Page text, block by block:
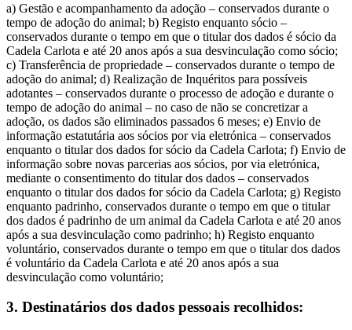
a) Gestão e acompanhamento da adoção – conservados durante o
tempo de adoção do animal; b) Registo enquanto sócio –
conservados durante o tempo em que o titular dos dados é sócio da
Cadela Carlota e até 20 anos após a sua desvinculação como sócio;
c) Transferência de propriedade – conservados durante o tempo de
adoção do animal; d) Realização de Inquéritos para possíveis
adotantes – conservados durante o processo de adoção e durante o
tempo de adoção do animal – no caso de não se concretizar a
adoção, os dados são eliminados passados 6 meses; e) Envio de
informação estatutária aos sócios por via eletrónica – conservados
enquanto o titular dos dados for sócio da Cadela Carlota; f) Envio de
informação sobre novas parcerias aos sócios, por via eletrónica,
mediante o consentimento do titular dos dados – conservados
enquanto o titular dos dados for sócio da Cadela Carlota; g) Registo
enquanto padrinho, conservados durante o tempo em que o titular
dos dados é padrinho de um animal da Cadela Carlota e até 20 anos
após a sua desvinculação como padrinho; h) Registo enquanto
voluntário, conservados durante o tempo em que o titular dos dados
é voluntário da Cadela Carlota e até 20 anos após a sua
desvinculação como voluntário;
3. Destinatários dos dados pessoais recolhidos: